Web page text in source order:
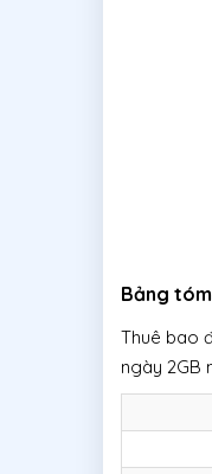
Bảng
Thuê bao
ngày 2GB